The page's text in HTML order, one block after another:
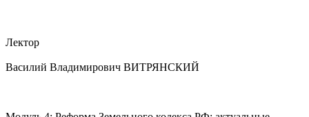
Лектор
Василий Владимирович ВИТРЯНСКИЙ